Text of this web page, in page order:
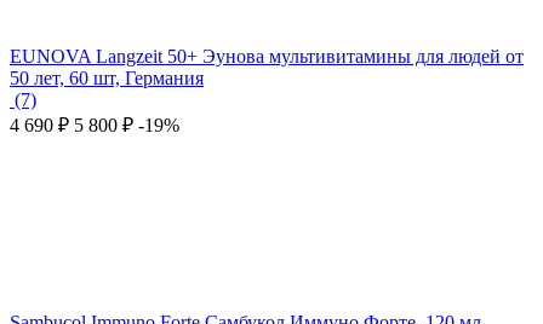
EUNOVA Langzeit 50+ Эунова мультивитамины для людей от
50 лет, 60 шт, Германия
(7)
4 690 ₽ 5 800 ₽ -19%